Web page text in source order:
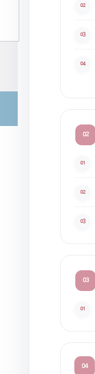
02
03
04
02
01
02
03
03
01
04